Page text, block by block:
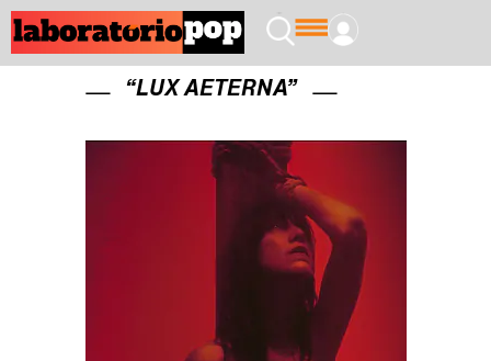
“LUX AETERNA”